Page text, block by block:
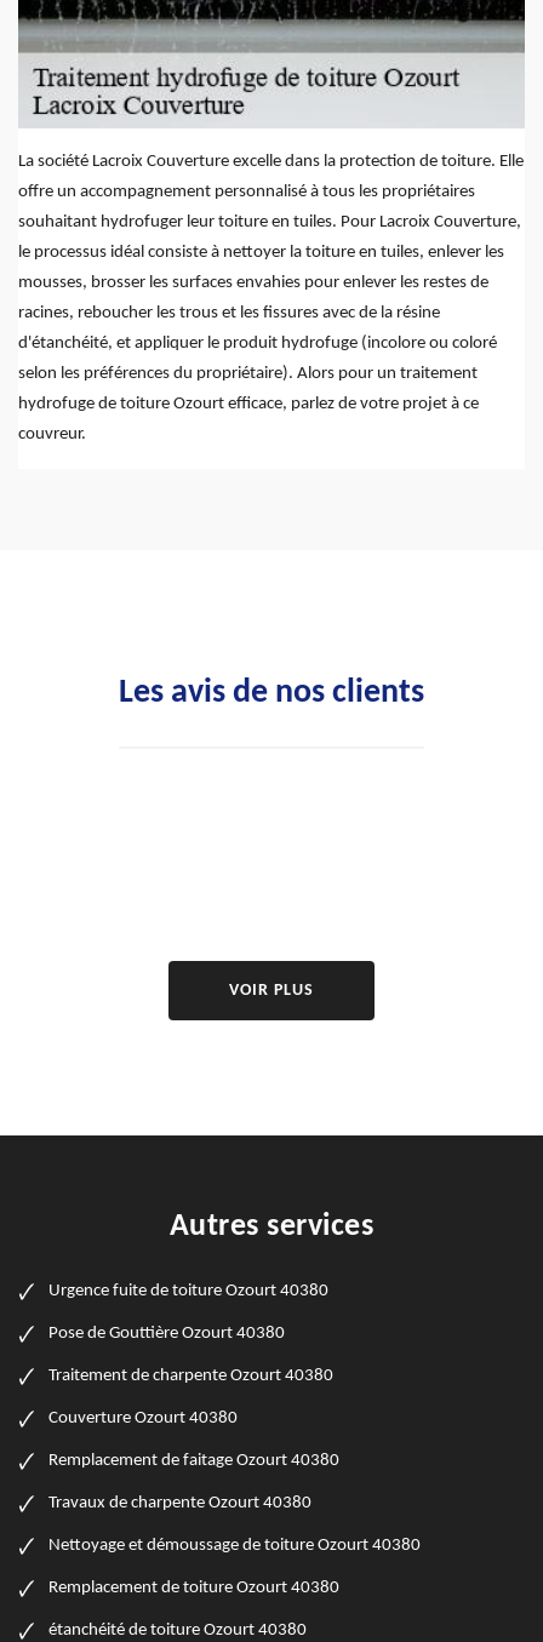
La société Lacroix Couverture excelle dans la protection de toiture. Elle
offre un accompagnement personnalisé à tous les propriétaires
souhaitant hydrofuger leur toiture en tuiles. Pour Lacroix Couverture,
le processus idéal consiste à nettoyer la toiture en tuiles, enlever les
mousses, brosser les surfaces envahies pour enlever les restes de
racines, reboucher les trous et les fissures avec de la résine
d'étanchéité, et appliquer le produit hydrofuge (incolore ou coloré
selon les préférences du propriétaire). Alors pour un traitement
hydrofuge de toiture Ozourt efficace, parlez de votre projet à ce
couvreur.
Les avis de nos clients
VOIR PLUS
Autres services
Urgence fuite de toiture Ozourt 40380
Pose de Gouttière Ozourt 40380
Traitement de charpente Ozourt 40380
Couverture Ozourt 40380
Remplacement de faitage Ozourt 40380
Travaux de charpente Ozourt 40380
Nettoyage et démoussage de toiture Ozourt 40380
Remplacement de toiture Ozourt 40380
étanchéité de toiture Ozourt 40380